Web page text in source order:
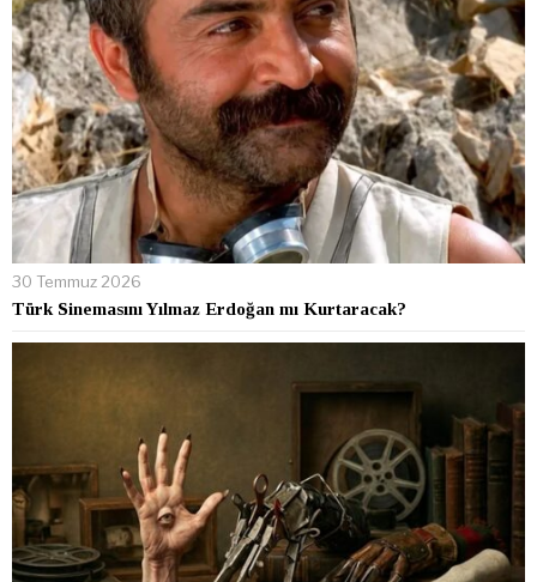
30 Temmuz 2026
Türk Sinemasını Yılmaz Erdoğan mı Kurtaracak?